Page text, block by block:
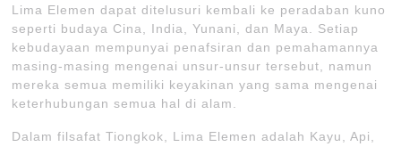
Lima Elemen dapat ditelusuri kembali ke peradaban kuno
seperti budaya Cina, India, Yunani, dan Maya. Setiap
kebudayaan mempunyai penafsiran dan pemahamannya
masing-masing mengenai unsur-unsur tersebut, namun
mereka semua memiliki keyakinan yang sama mengenai
keterhubungan semua hal di alam.
Dalam filsafat Tiongkok, Lima Elemen adalah Kayu, Api,